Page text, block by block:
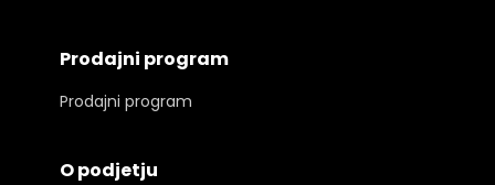
Prodajni program
Prodajni program
O podjetju